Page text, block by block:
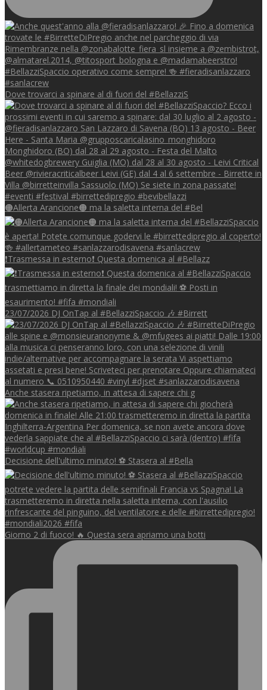
Dove trovarci a spinare al di fuori del #BellazziS
🟠Allerta Arancione🟠 ma la saletta interna del #Bel
❗Trasmessa in esterno❗ Questa domenica al #Bellazz
23/07/2026 DJ OnTap al #BellazziSpaccio 🎶 #Birrett
Anche stasera ripetiamo, in attesa di sapere chi g
Decisione dell'ultimo minuto! ⚽️ Stasera al #Bella
Giorno 2 di fuoco! 🔥 Questa sera apriamo una botti